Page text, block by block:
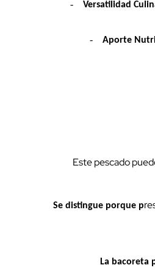
- Versatilidad
- Aporte
Este pescado
Se distingue porque p
La bacoreta